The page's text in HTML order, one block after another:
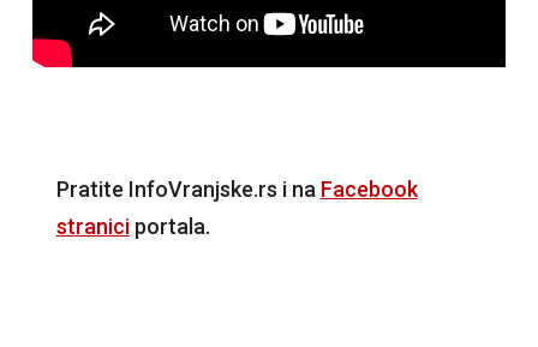
Pratite InfoVranjske.rs i na Facebook
straniciportala.